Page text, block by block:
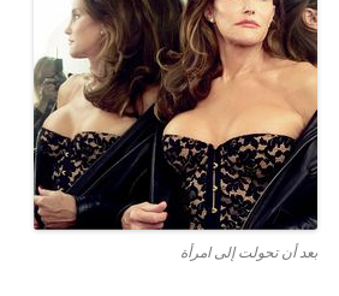
بعد أن تحولت إلى امرأة